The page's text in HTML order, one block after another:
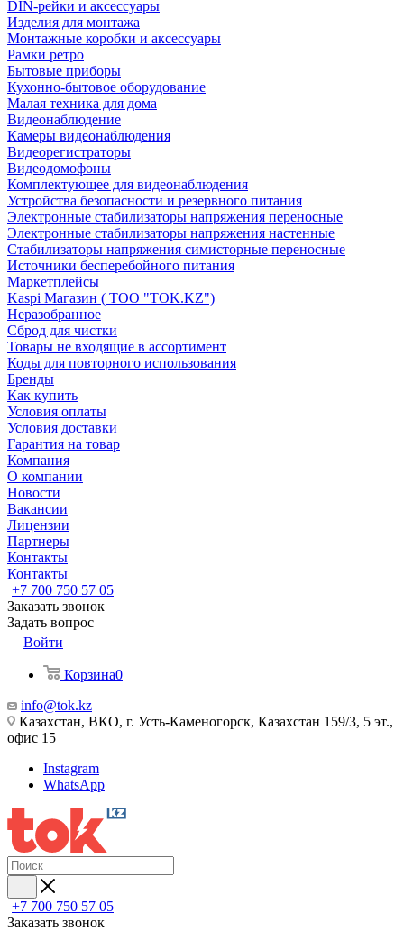
DIN-рейки и аксессуары
Изделия для монтажа
Монтажные коробки и аксессуары
Рамки ретро
Бытовые приборы
Кухонно-бытовое оборудование
Малая техника для дома
Видеонаблюдение
Камеры видеонаблюдения
Видеорегистраторы
Видеодомофоны
Комплектующее для видеонаблюдения
Устройства безопасности и резервного питания
Электронные стабилизаторы напряжения переносные
Электронные стабилизаторы напряжения настенные
Стабилизаторы напряжения симисторные переносные
Источники бесперебойного питания
Маркетплейсы
Kaspi Магазин ( ТОО "TOK.KZ")
Неразобранное
Сброд для чистки
Товары не входящие в ассортимент
Коды для повторного использования
Бренды
Как купить
Условия оплаты
Условия доставки
Гарантия на товар
Компания
О компании
Новости
Вакансии
Лицензии
Партнеры
Контакты
Контакты
+7 700 750 57 05
Заказать звонок
Задать вопрос
Войти
Корзина0
info@tok.kz
Казахстан, ВКО, г. Усть-Каменогорск, Казахстан 159/3, 5 эт.,
офис 15
Instagram
WhatsApp
+7 700 750 57 05
Заказать звонок